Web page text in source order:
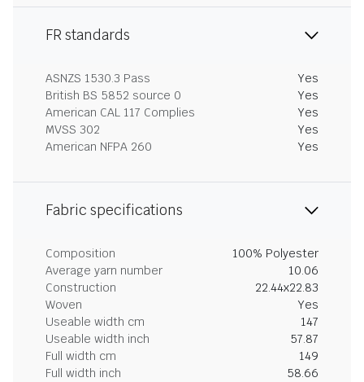
FR standards
ASNZS 1530.3 Pass
Yes
British BS 5852 source 0
Yes
American CAL 117 Complies
Yes
MVSS 302
Yes
American NFPA 260
Yes
Fabric specifications
Composition
100% Polyester
Average yarn number
10.06
Construction
22.44x22.83
Woven
Yes
Useable width cm
147
Useable width inch
57.87
Full width cm
149
Full width inch
58.66